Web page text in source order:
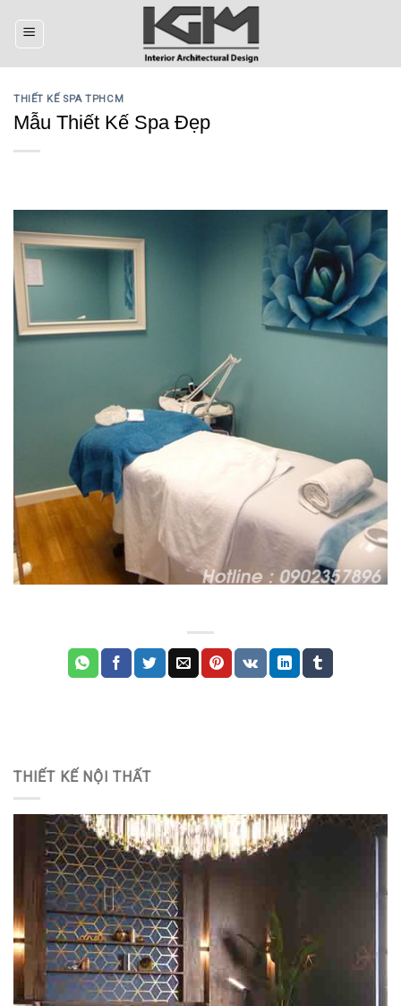
THIẾT KẾ SPA TPHCM
Mẫu Thiết Kế Spa Đẹp
THIẾT KẾ NỘI THẤT